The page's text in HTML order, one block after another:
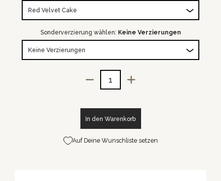
Sonderverzierung wählen: Keine Verzierungen
In den Warenkorb
Auf Deine Wunschliste setzen